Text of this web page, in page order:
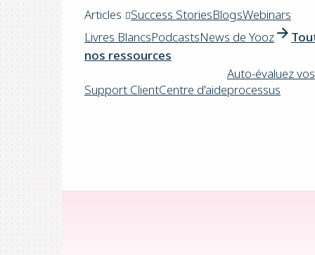
Articles Success StoriesBlogsWebinars
Livres BlancsPodcastsNews de Yooz
nos ressources
Support ClientCentre d'aide
Auto-évaluez vos
processus